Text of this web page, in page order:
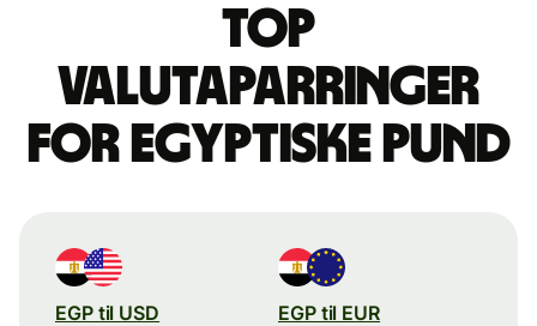
Top
valutaparringer
for egyptiske pund
EGP til USD EGP til EUR